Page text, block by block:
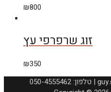
₪800
זוג שרפרפי עץ
₪350